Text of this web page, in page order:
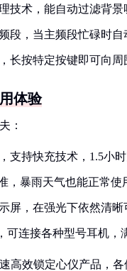
技术，能自动过滤背
段，当主频段忙碌时
长按特定按键即可向
体验
：
支持快充技术，1.5小
，暴雨天气也能正常
屏，在强光下依然清
可连接各种型号耳机，
高效锁定心仪产品，